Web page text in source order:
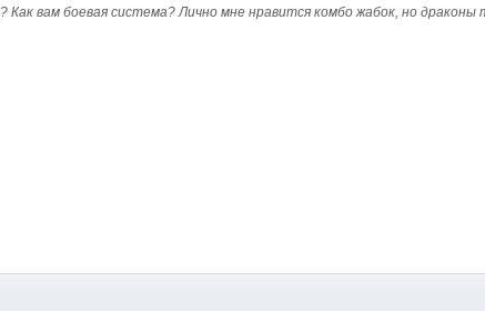
? Как вам боевая система? Лично мне нравится комбо жабок, но